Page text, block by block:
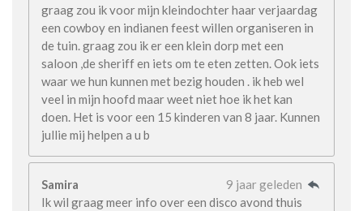
graag zou ik voor mijn kleindochter haar verjaardag
een cowboy en indianen feest willen organiseren in
de tuin. graag zou ik er een klein dorp met een
saloon ,de sheriff en iets om te eten zetten. Ook iets
waar we hun kunnen met bezig houden . ik heb wel
veel in mijn hoofd maar weet niet hoe ik het kan
doen. Het is voor een 15 kinderen van 8 jaar. Kunnen
jullie mij helpen a u b
Samira
9 jaar geleden
Ik wil graag meer info over een disco avond thuis